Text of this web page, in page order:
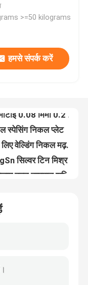
>=50 kilograms
हमसे संपर्क करें
स्पेसिंग निकल प्लेट
उच्च तापमान शक्ति